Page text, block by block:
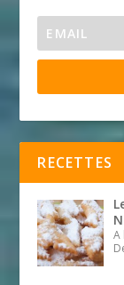
RECETTES
A